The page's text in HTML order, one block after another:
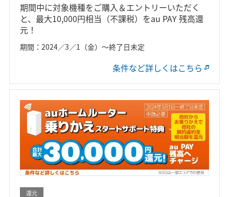
期間中に対象機種をご購入＆エントリーいただく
と、最大10,000円相当（不課税）をau PAY 残高還
元！
期間：2024／3／1（金）～終了日未定
条件など詳しくはこちら
還元